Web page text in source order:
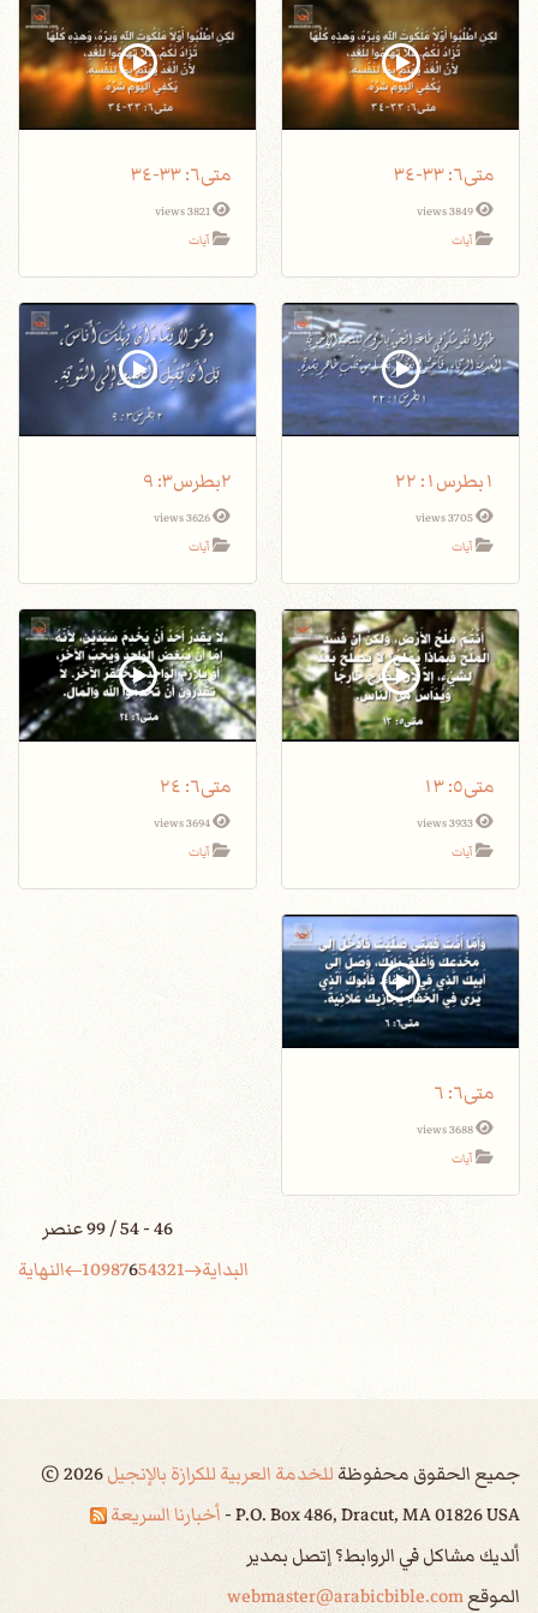
متى٦: ٣٣-٣٤
3849 views
آيات
متى٦: ٣٣-٣٤
3821 views
آيات
١بطرس١: ٢٢
3705 views
آيات
٢بطرس٣: ٩
3626 views
آيات
متى٥: ١٣
3933 views
آيات
متى٦: ٢٤
3694 views
آيات
متى٦: ٦
3688 views
آيات
46 - 54 / 99 عنصر
البداية
1
2
3
4
5
6
7
8
9
10 النهاية
جميع الحقوق محفوظةللخدمة العربية للكرازة بالإنجيل ©2026
P.O. Box 486, Dracut, MA 01826 USA - أخبارنا السريعة
ألديك مشاكل في الروابط؟ إتصل بمدير
الموقعwebmaster@arabicbible.com